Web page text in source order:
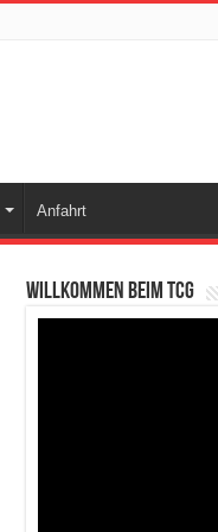
Anfahrt
Willkommen beim TCG